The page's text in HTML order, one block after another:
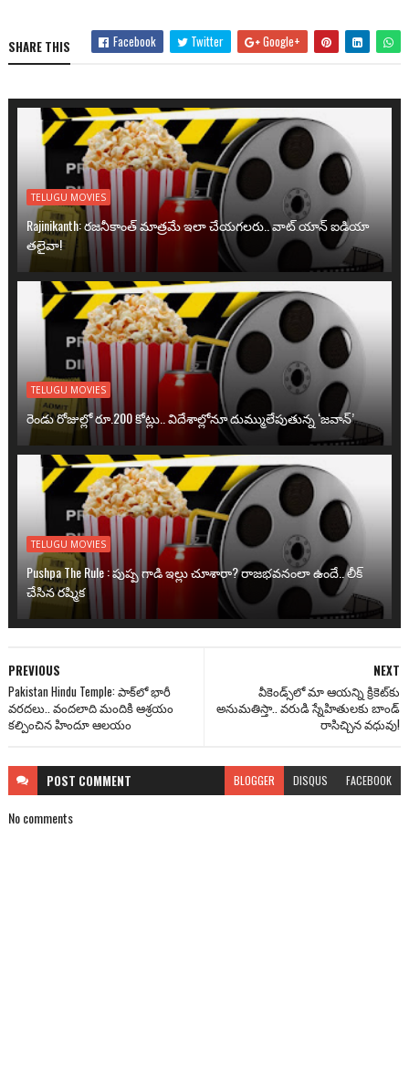
SHARE THIS Facebook Twitter Google+
TELUGU MOVIES
Rajinikanth: రజనీకాంత్ మాత్రమే ఇలా చేయగలరు.. వాట్ యాన్ ఐడియా
తలైవా!
TELUGU MOVIES
రెండు రోజుల్లో రూ.200 కోట్లు.. విదేశాల్లోనూ దుమ్ములేపుతున్న ‘జవాన్’
TELUGU MOVIES
Pushpa The Rule : పుష్ప గాడి ఇల్లు చూశారా? రాజభవనంలా ఉందే.. లీక్
చేసిన రష్మిక
NEXT
వీకెండ్స్‌లో మా ఆయన్ని క్రికెట్‌కు
అనుమతిస్తా.. వరుడి స్నేహితులకు బాండ్
రాసిచ్చిన వధువు!
PREVIOUS
Pakistan Hindu Temple: పాక్‌లో భారీ
వరదలు.. వందలాది మందికి ఆశ్రయం
కల్పించిన హిందూ ఆలయం
POST COMMENT BLOGGER DISQUS FACEBOOK
No comments